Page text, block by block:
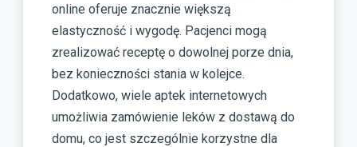
online oferuje znacznie większą
elastyczność i wygodę. Pacjenci mogą
zrealizować receptę o dowolnej porze dnia,
bez konieczności stania w kolejce.
Dodatkowo, wiele aptek internetowych
umożliwia zamówienie leków z dostawą do
domu, co jest szczególnie korzystne dla